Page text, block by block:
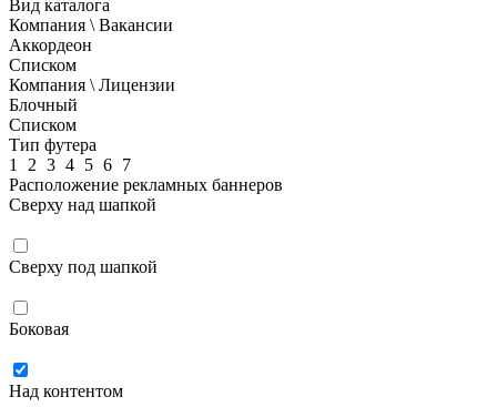
Вид каталога
Компания \ Вакансии
Аккордеон
Списком
Компания \ Лицензии
Блочный
Списком
Тип футера
1
2 3 4 5 6 7
Расположение рекламных баннеров
Сверху над шапкой
Сверху под шапкой
Боковая
Над контентом